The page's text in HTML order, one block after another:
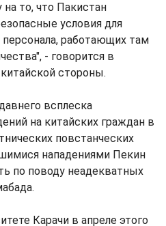
то, что Пакистан
условия для
работающих там
- говорится в
стороны.
всплеска
на китайских граждан в
повстанческих
нападениями Пекин
по поводу неадекватных
Карачи в апреле этого